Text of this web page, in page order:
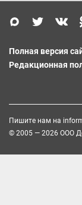
Полная версия
Редакционная
Пишите нам на
© 2005 — 2026 ООО